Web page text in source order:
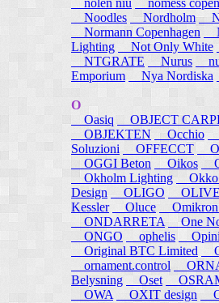
nolen niu
nomess
Noodles
Nordholm
Normann Copenhagen
Lighting
Not Only White
NTGRATE
Nurus
Emporium
Nya Nordiska
O
Oasiq
OBJECT
OBJEKTEN
Occhio
Soluzioni
OFFECCT
OGGI Beton
Oikos
Okholm Lighting
Okko
Design
OLIGO
Kessler
Oluce Omikron
ONDARRETA
One
ONGO
ophelis
Original BTC Limited
ornament.control
Belysning
Oset
OWA
OXIT design